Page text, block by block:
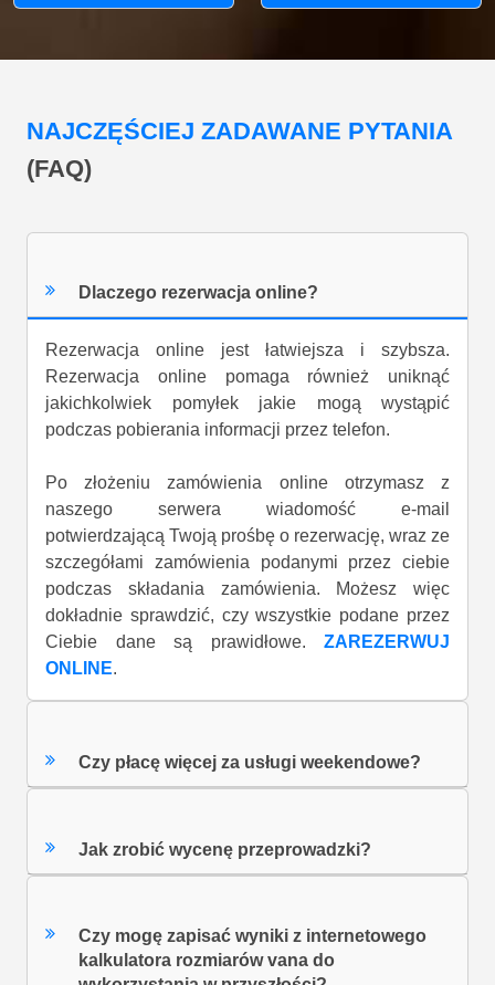
NAJCZĘŚCIEJ ZADAWANE PYTANIA
(FAQ)
Dlaczego rezerwacja online?
Rezerwacja online jest łatwiejsza i szybsza.
Rezerwacja online pomaga również uniknąć
jakichkolwiek pomyłek jakie mogą wystąpić
podczas pobierania informacji przez telefon.
Po złożeniu zamówienia online otrzymasz z
naszego serwera wiadomość e-mail
potwierdzającą Twoją prośbę o rezerwację, wraz ze
szczegółami zamówienia podanymi przez ciebie
podczas składania zamówienia. Możesz więc
dokładnie sprawdzić, czy wszystkie podane przez
Ciebie dane są prawidłowe. ZAREZERWUJ
ONLINE.
Czy płacę więcej za usługi weekendowe?
Jak zrobić wycenę przeprowadzki?
Czy mogę zapisać wyniki z internetowego
kalkulatora rozmiarów vana do